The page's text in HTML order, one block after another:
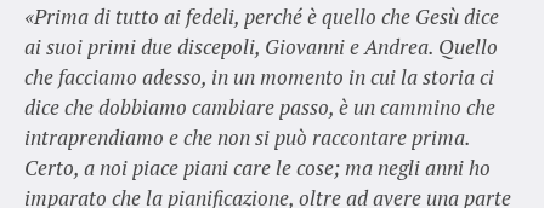
«Prima di tutto ai fedeli, perché è quello che Gesù dice
ai suoi primi due discepoli, Giovanni e Andrea. Quello
che facciamo adesso, in un momento in cui la storia ci
dice che dobbiamo cambiare passo, è un cammino che
intraprendiamo e che non si può raccontare prima.
Certo, a noi piace piani care le cose; ma negli anni ho
imparato che la pianificazione, oltre ad avere una parte